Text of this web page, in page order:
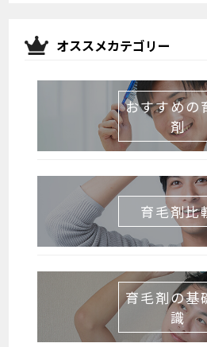
オススメカテゴリー
おすすめの
剤
育毛剤比
育毛剤の基
識